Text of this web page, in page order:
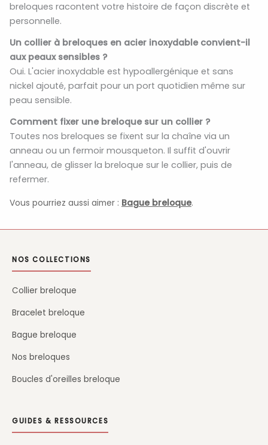
breloques racontent votre histoire de façon discrète et
personnelle.
Un collier à breloques en acier inoxydable convient-il
aux peaux sensibles ?
Oui. L'acier inoxydable est hypoallergénique et sans
nickel ajouté, parfait pour un port quotidien même sur
peau sensible.
Comment fixer une breloque sur un collier ?
Toutes nos breloques se fixent sur la chaîne via un
anneau ou un fermoir mousqueton. Il suffit d'ouvrir
l'anneau, de glisser la breloque sur le collier, puis de
refermer.
Vous pourriez aussi aimer : Bague breloque.
NOS COLLECTIONS
Collier breloque
Bracelet breloque
Bague breloque
Nos breloques
Boucles d'oreilles breloque
GUIDES & RESSOURCES